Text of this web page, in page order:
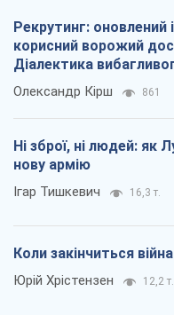
Рекрутинг: оновлений
корисний ворожий
Діалектика
Олександр Кірш 861
Ні зброї, ні людей: як
нову армію
Ігар Тишкевич 16,3 т.
Коли закінчиться
Юрій Хрістензен 12,2 т.